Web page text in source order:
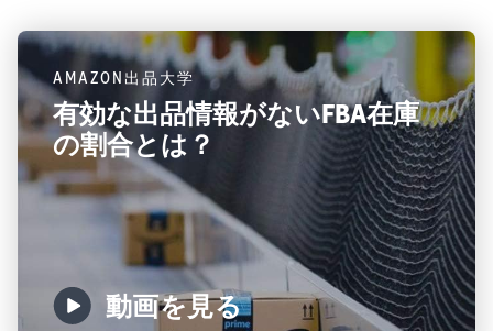
AMAZON出品大学
有効な出品情報がないFBA在庫
の割合とは？
動画を見る